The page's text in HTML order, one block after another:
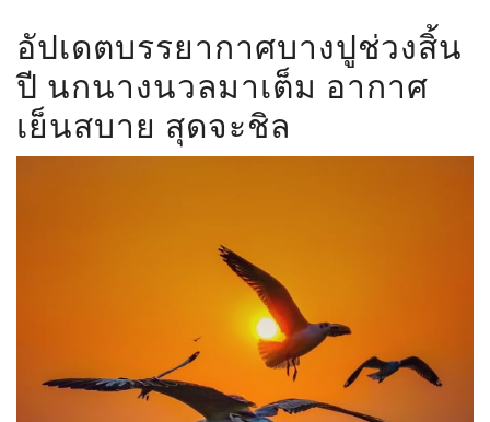
อัปเดตบรรยากาศบางปูช่วงสิ้น
ปี นกนางนวลมาเต็ม อากาศ
เย็นสบาย สุดจะชิล